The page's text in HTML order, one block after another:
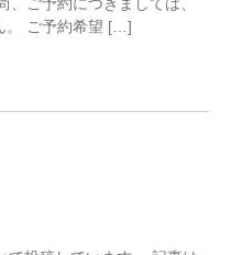
。 ご予約希望 […]